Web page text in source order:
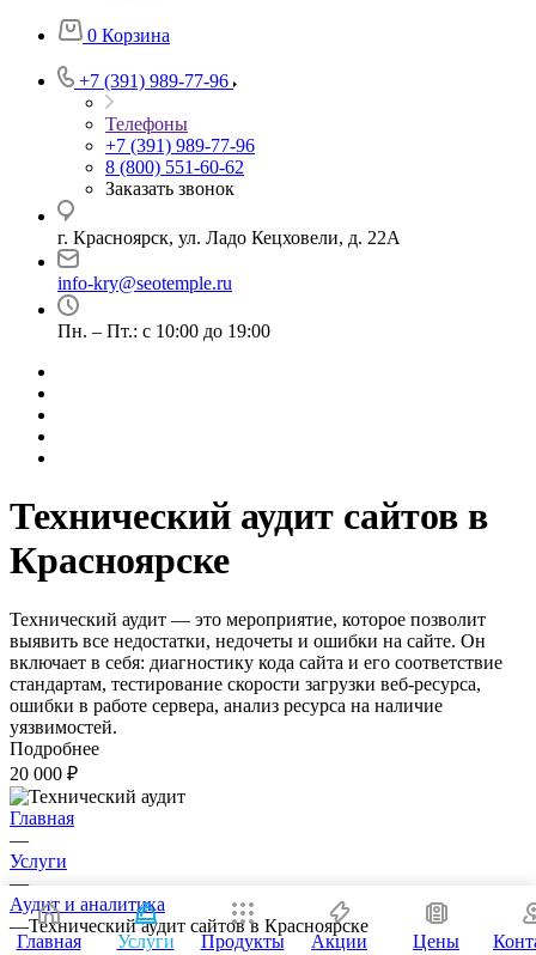
0 Корзина
+7 (391) 989-77-96
Телефоны
+7 (391) 989-77-96
8 (800) 551-60-62
Заказать звонок
г. Красноярск, ул. Ладо Кецховели, д. 22А
info-kry@seotemple.ru
Пн. – Пт.: с 10:00 до 19:00
Технический аудит сайтов в
Красноярске
Технический аудит — это мероприятие, которое позволит
выявить все недостатки, недочеты и ошибки на сайте. Он
включает в себя: диагностику кода сайта и его соответствие
стандартам, тестирование скорости загрузки веб-ресурса,
ошибки в работе сервера, анализ ресурса на наличие
уязвимостей.
Подробнее
20 000 ₽
Главная
—
Услуги
—
Аудит и аналитика
—Технический аудит сайтов в Красноярске
Главная Услуги Продукты Акции Цены